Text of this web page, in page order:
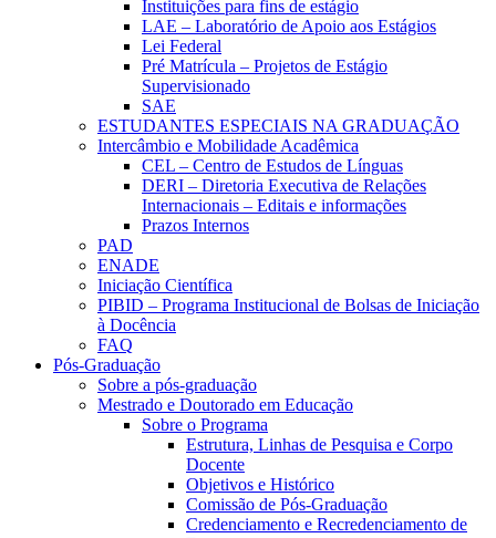
Instituições para fins de estágio
LAE – Laboratório de Apoio aos Estágios
Lei Federal
Pré Matrícula – Projetos de Estágio
Supervisionado
SAE
ESTUDANTES ESPECIAIS NA GRADUAÇÃO
Intercâmbio e Mobilidade Acadêmica
CEL – Centro de Estudos de Línguas
DERI – Diretoria Executiva de Relações
Internacionais – Editais e informações
Prazos Internos
PAD
ENADE
Iniciação Científica
PIBID – Programa Institucional de Bolsas de Iniciação
à Docência
FAQ
Pós-Graduação
Sobre a pós-graduação
Mestrado e Doutorado em Educação
Sobre o Programa
Estrutura, Linhas de Pesquisa e Corpo
Docente
Objetivos e Histórico
Comissão de Pós-Graduação
Credenciamento e Recredenciamento de